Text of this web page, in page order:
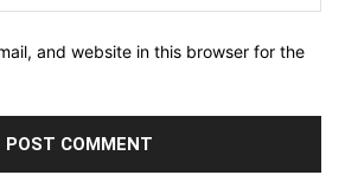
and website in this browser for the